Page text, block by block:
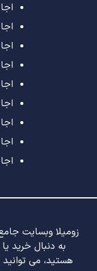
زومیلا وبسایت
به دنبال خرید
هستید، می